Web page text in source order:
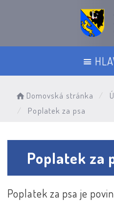
Domovská stránka
Poplatek za psa
Poplatek za
Poplatek za psa je